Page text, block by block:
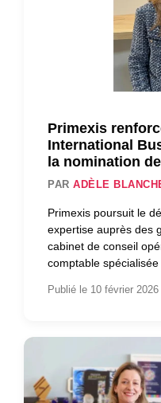
Primexis
International
la nomination
PARADÈLE
Primexis poursuit le
expertise auprès des
cabinet de conseil
comptable
Publié le 10 février 2026